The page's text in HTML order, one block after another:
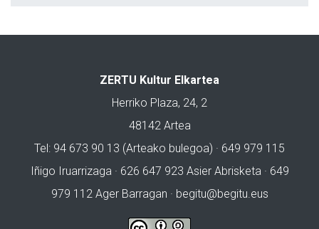
ZERTU Kultur Elkartea
Herriko Plaza, 24, 2
48142 Artea
Tel: 94 673 90 13 (Arteako bulegoa) · 649 979 115
Iñigo Iruarrizaga · 626 647 923 Asier Abrisketa · 649
979 112 Ager Barragan · begitu@begitu.eus